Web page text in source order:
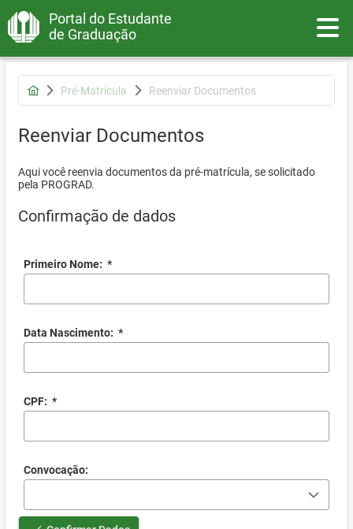
Portal do Estudante
de Graduação
Pré-Matrícula Reenviar Documentos
Reenviar Documentos
Aqui você reenvia documentos da pré-matrícula, se solicitado
pela PROGRAD.
Confirmação de dados
Primeiro Nome: *
Data Nascimento: *
CPF: *
Convocação: